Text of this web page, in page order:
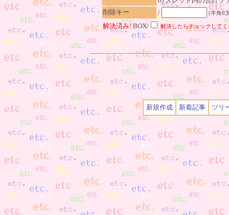
削除キー
/ (半角8
解決済み! BOX/ 解決したらチェックして
新規作成 新着記事 ツリ